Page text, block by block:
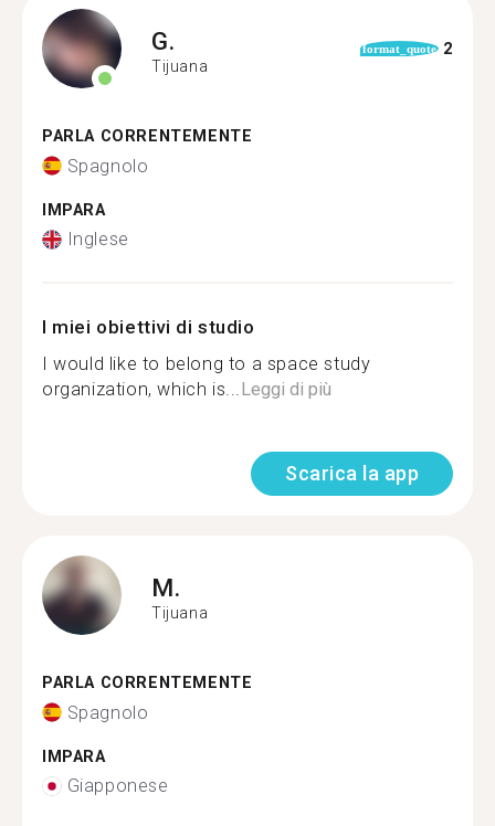
G.
Tijuana
format_quote 2
PARLA CORRENTEMENTE
Spagnolo
IMPARA
Inglese
I miei obiettivi di studio
I would like to belong to a space study
organization, which is...Leggi di più
Scarica la app
M.
Tijuana
PARLA CORRENTEMENTE
Spagnolo
IMPARA
Giapponese